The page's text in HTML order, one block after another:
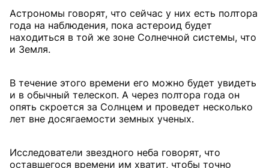
Астрономы говорят, что сейчас у них есть полтора
года на наблюдения, пока астероид будет
находиться в той же зоне Солнечной системы, что
и Земля.
В течение этого времени его можно будет увидеть
и в обычный телескоп. А через полтора года он
опять скроется за Солнцем и проведет несколько
лет вне досягаемости земных ученых.
Исследователи звездного неба говорят, что
оставшегося времени им хватит, чтобы точно